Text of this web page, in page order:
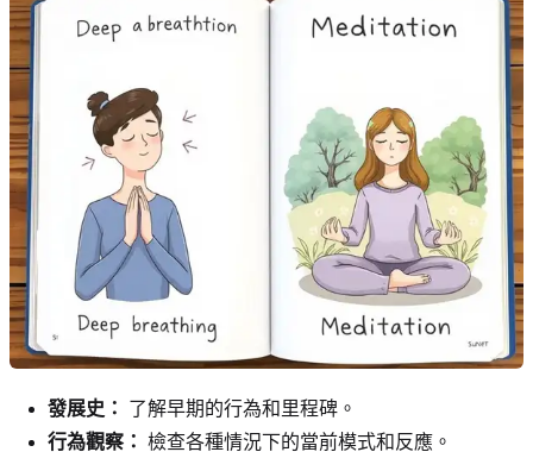
發展史：
了解早期的行為和里程碑。
行為觀察： 檢查各種情況下的當前模式和反應。